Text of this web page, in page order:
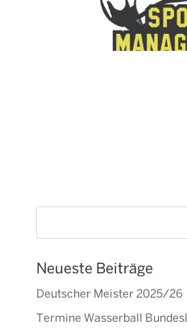
Neueste Beiträge
Deutscher Meister 2025/26
Termine Wasserball